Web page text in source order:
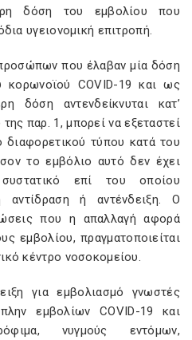
δόση του εμβολίου που
υγειονομική επιτροπή.
που έλαβαν μία δόση
κορωνοϊού COVID-19 και ως
δόση αντενδείκνυται κατ’
παρ. 1, μπορεί να εξεταστεί
τύπου κατά του
το εμβόλιο αυτό δεν έχει
επί του οποίου
αντίδραση ή αντένδειξη. Ο
που η απαλλαγή αφορά
εμβολίου, πραγματοποιείται
κέντρο νοσοκομείου.
για εμβολιασμό γνωστές
εμβολίων COVID-19 και
νυγμούς εντόμων,